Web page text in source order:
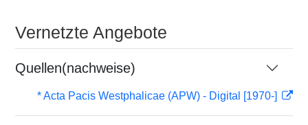
Vernetzte Angebote
Quellen(nachweise)
* Acta Pacis Westphalicae (APW) - Digital [1970-]